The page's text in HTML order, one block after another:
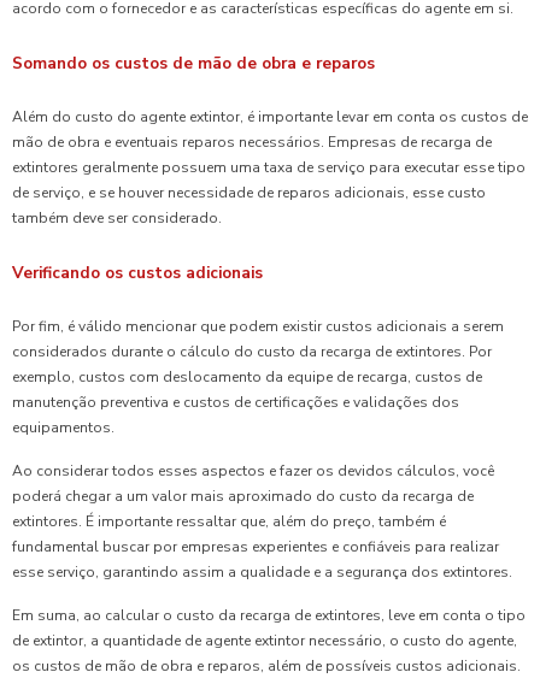
acordo com o fornecedor e as características específicas do agente em si.
Somando os custos de mão de obra e reparos
Além do custo do agente extintor, é importante levar em conta os custos de
mão de obra e eventuais reparos necessários. Empresas de recarga de
extintores geralmente possuem uma taxa de serviço para executar esse tipo
de serviço, e se houver necessidade de reparos adicionais, esse custo
também deve ser considerado.
Verificando os custos adicionais
Por fim, é válido mencionar que podem existir custos adicionais a serem
considerados durante o cálculo do custo da recarga de extintores. Por
exemplo, custos com deslocamento da equipe de recarga, custos de
manutenção preventiva e custos de certificações e validações dos
equipamentos.
Ao considerar todos esses aspectos e fazer os devidos cálculos, você
poderá chegar a um valor mais aproximado do custo da recarga de
extintores. É importante ressaltar que, além do preço, também é
fundamental buscar por empresas experientes e confiáveis para realizar
esse serviço, garantindo assim a qualidade e a segurança dos extintores.
Em suma, ao calcular o custo da recarga de extintores, leve em conta o tipo
de extintor, a quantidade de agente extintor necessário, o custo do agente,
os custos de mão de obra e reparos, além de possíveis custos adicionais.